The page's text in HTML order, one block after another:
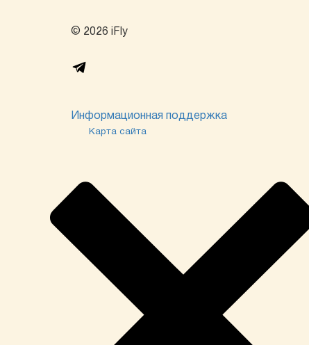
© 2026 iFly
Информационная поддержка
Карта сайта